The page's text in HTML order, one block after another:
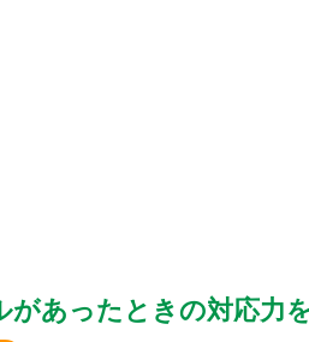
があったときの対応力